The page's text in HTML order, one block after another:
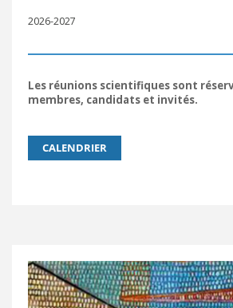
2026-2027
Les réunions scientifiques sont
membres, candidats et invités.